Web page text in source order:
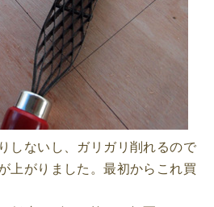
しないし、ガリガリ削れるので
上がりました。最初からこれ買